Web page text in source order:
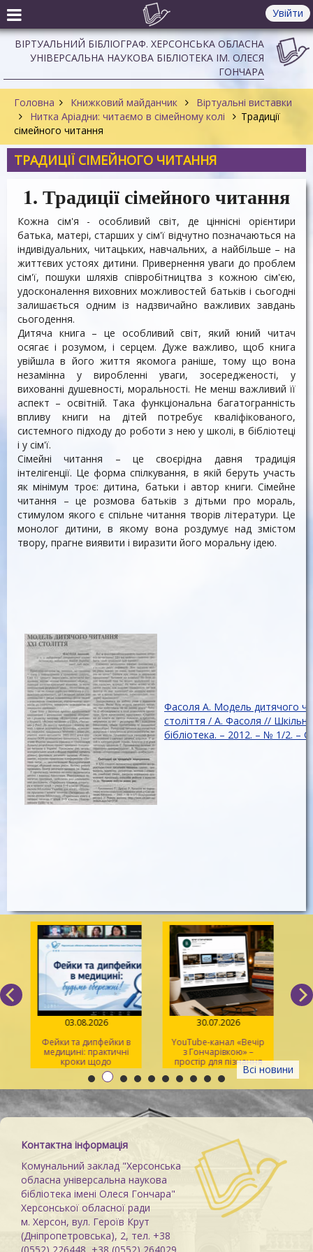
Увійти
ВІРТУАЛЬНИЙ БІБЛІОГРАФ. ХЕРСОНСЬКА ОБЛАСНА
УНІВЕРСАЛЬНА НАУКОВА БІБЛІОТЕКА ІМ. ОЛЕСЯ
ГОНЧАРА
Головна Книжковий майданчик
Віртуальні виставки
Нитка Аріадни: читаємо в сімейному колі
Традиції
сімейного читання
ТРАДИЦІЇ СІМЕЙНОГО ЧИТАННЯ
1. Традиції сімейного читання
Кожна сім'я - особливий світ, де ціннісні орієнтири
батька, матері, старших у сім'ї відчутно позначаються на
індивідуальних, читацьких, навчальних, а найбільше – на
життєвих устоях дитини. Привернення уваги до проблем
сім'ї, пошуки шляхів співробітництва з кожною сім'єю,
удосконалення виховних можливостей батьків і сьогодні
залишається одним із надзвичайно важливих завдань
сьогодення.
Дитяча книга – це особливий світ, який юний читач
осягає і розумом, і серцем. Дуже важливо, щоб книга
увійшла в його життя якомога раніше, тому що вона
незамінна у виробленні уваги, зосередженості, у
вихованні душевності, моральності. Не менш важливий її
аспект – освітній. Така функціональна багатогранність
впливу книги на дітей потребує кваліфікованого,
системного підходу до роботи з нею у школі, в бібліотеці
і у сім'ї.
Сімейні читання – це своєрідна давня традиція
інтелігенції. Це форма спілкування, в якій беруть участь
як мінімум троє: дитина, батьки і автор книги. Сімейне
читання – це розмова батьків з дітьми про мораль,
стимулом якого є спільне читання творів літератури. Це
монолог дитини, в якому вона роздумує над змістом
твору, прагне виявити і виразити його моральну ідею.
Фасоля А. Модель дитячого
століття / А. Фасоля // Шкільна
бібліотека. – 2012. – № 1/2. –
Всі новини
03.08.2026
Фейки та дипфейки в
медицині: практичні
кроки щодо
розпізнавання
30.07.2026
YouTube-канал «Вечір
з Гончарівкою» –
простір для пізнання
та натхнення
Контактна інформація
Комунальний заклад "Херсонська
обласна універсальна наукова
бібліотека імені Олеся Гончара"
Херсонської обласної ради
м. Херсон, вул. Героїв Крут
(Дніпропетровська), 2, тел. +38